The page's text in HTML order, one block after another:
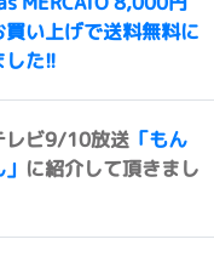
買い上げで送料無料に
した!!
レビ9/10放送 「もん
に紹介して頂きまし